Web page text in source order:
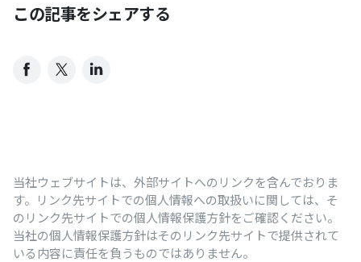
この記事をシェアする
当社ウェブサイトは、外部サイトへのリンクを含んでおりま
す。リンク先サイトでの個人情報への取扱いに関しては、そ
のリンク先サイトでの個人情報保護方針をご確認ください。
当社の個人情報保護方針はそのリンク先サイトで提供されて
いる内容に責任を負うものではありません。